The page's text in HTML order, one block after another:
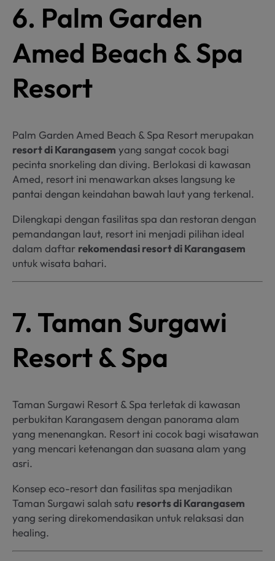
6. Palm Garden
Amed Beach & Spa
Resort
Palm Garden Amed Beach & Spa Resort merupakan
resort di Karangasem yang sangat cocok bagi
pecinta snorkeling dan diving. Berlokasi di kawasan
Amed, resort ini menawarkan akses langsung ke
pantai dengan keindahan bawah laut yang terkenal.
Dilengkapi dengan fasilitas spa dan restoran dengan
pemandangan laut, resort ini menjadi pilihan ideal
dalam daftar rekomendasi resort di Karangasem
untuk wisata bahari.
7. Taman Surgawi
Resort & Spa
Taman Surgawi Resort & Spa terletak di kawasan
perbukitan Karangasem dengan panorama alam
yang menenangkan. Resort ini cocok bagi wisatawan
yang mencari ketenangan dan suasana alam yang
asri.
Konsep eco-resort dan fasilitas spa menjadikan
Taman Surgawi salah satu resorts di Karangasem
yang sering direkomendasikan untuk relaksasi dan
healing.